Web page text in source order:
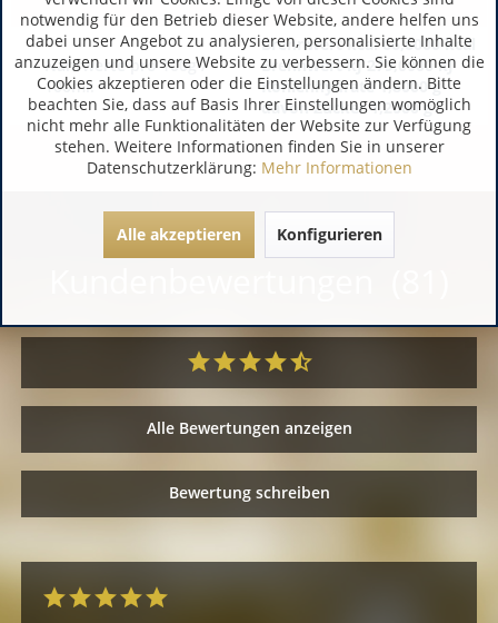
Nährwerte pro 100g /
100ml:
Brennwert kcal 66,6000 kcal
Brennwert kJ 279,0000 kJ
Kohlenhydrate 1,8000 g
davon Zucker 1,2000 g
Alle Bewertungen anzeigen
Bewertung schreiben
notwendig für den Betrieb dieser Website, andere helfen uns
dabei unser Angebot zu analysieren, personalisierte Inhalte
anzuzeigen und unsere Website zu verbessern. Sie können die
Cookies akzeptieren oder die Einstellungen ändern. Bitte
beachten Sie, dass auf Basis Ihrer Einstellungen womöglich
nicht mehr alle Funktionalitäten der Website zur Verfügung
stehen. Weitere Informationen finden Sie in unserer
Datenschutzerklärung: Mehr Informationen
Alle akzeptieren Konfigurieren